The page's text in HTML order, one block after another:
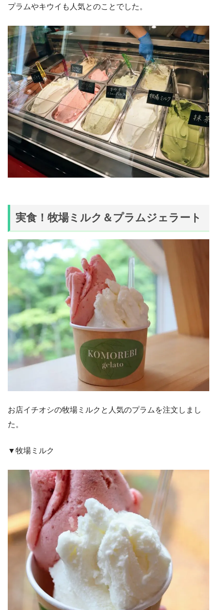
プラムやキウイも人気とのことでした。
実食！牧場ミルク＆プラムジェラート
お店イチオシの牧場ミルクと人気のプラムを注文しまし
た。
▼牧場ミルク